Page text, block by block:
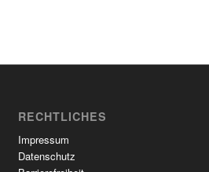
RECHTLICHES
Impressum
Datenschutz